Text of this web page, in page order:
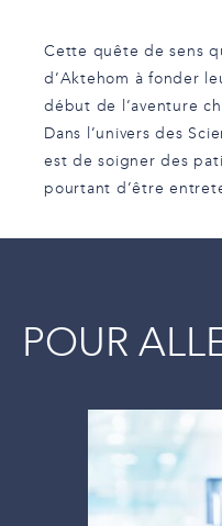
Cette quête de sens
d’Aktehom à fonder
début de l’aventure
Dans l’univers des
est de soigner des
pourtant d’être
POUR